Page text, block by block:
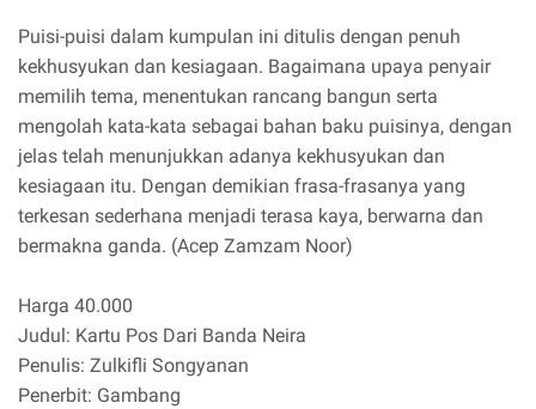
Puisi-puisi dalam kumpulan ini ditulis dengan penuh
kekhusyukan dan kesiagaan. Bagaimana upaya penyair
memilih tema, menentukan rancang bangun serta
mengolah kata-kata sebagai bahan baku puisinya, dengan
jelas telah menunjukkan adanya kekhusyukan dan
kesiagaan itu. Dengan demikian frasa-frasanya yang
terkesan sederhana menjadi terasa kaya, berwarna dan
bermakna ganda. (Acep Zamzam Noor)
Harga 40.000
Judul: Kartu Pos Dari Banda Neira
Penulis: Zulkifli Songyanan
Penerbit: Gambang